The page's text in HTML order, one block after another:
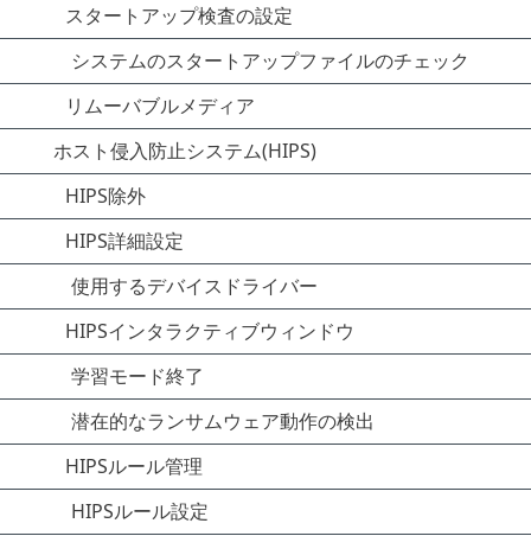
スタートアップ検査の設定
システムのスタートアップファイルのチェック
リムーバブルメディア
ホスト侵入防止システム(HIPS)
HIPS除外
HIPS詳細設定
使用するデバイスドライバー
HIPSインタラクティブウィンドウ
学習モード終了
潜在的なランサムウェア動作の検出
HIPSルール管理
HIPSルール設定